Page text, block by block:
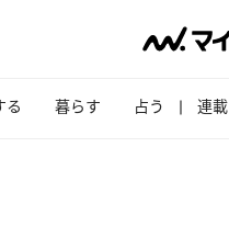
る 暮らす 占う 連載